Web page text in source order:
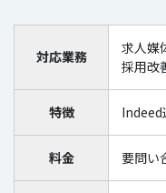
対応業務
求人媒
採用改
特徴 Indeed
料金 要問い